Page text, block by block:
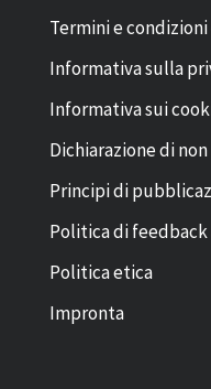
Termini e condizioni
Informativa sulla
Informativa sui
Dichiarazione di
Principi di
Politica di
Politica etica
Impronta